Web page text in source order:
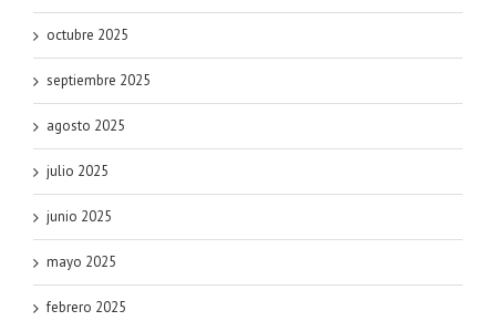
octubre 2025
septiembre 2025
agosto 2025
julio 2025
junio 2025
mayo 2025
febrero 2025